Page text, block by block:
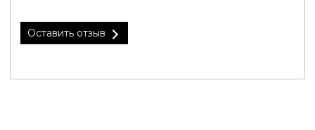
Оставить отзыв